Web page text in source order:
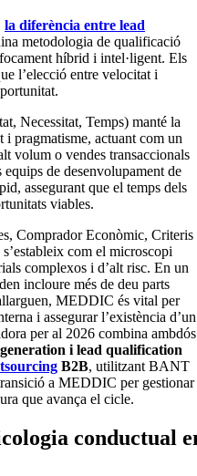
la diferència entre lead
metodologia de qualificació
híbrid i intel·ligent. Els
l’elecció entre velocitat i
Necessitat, Temps) manté la
i pragmatisme, actuant com un
volum o vendes transaccionals
de desenvolupament de
assegurant que el temps dels
viables.
Comprador Econòmic, Criteris
com el microscopi
complexos i d’alt risc. En un
incloure més de deu parts
MEDDIC és vital per
i assegurar l’existència d’un
per al 2026 combina ambdós
i lead qualification
B2B, utilitzant BANT
a MEDDIC per gestionar
que avança el cicle.
conductual